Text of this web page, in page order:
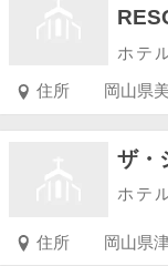
ホテ
住所 岡山県
ザ・
ホテ
住所 岡山県